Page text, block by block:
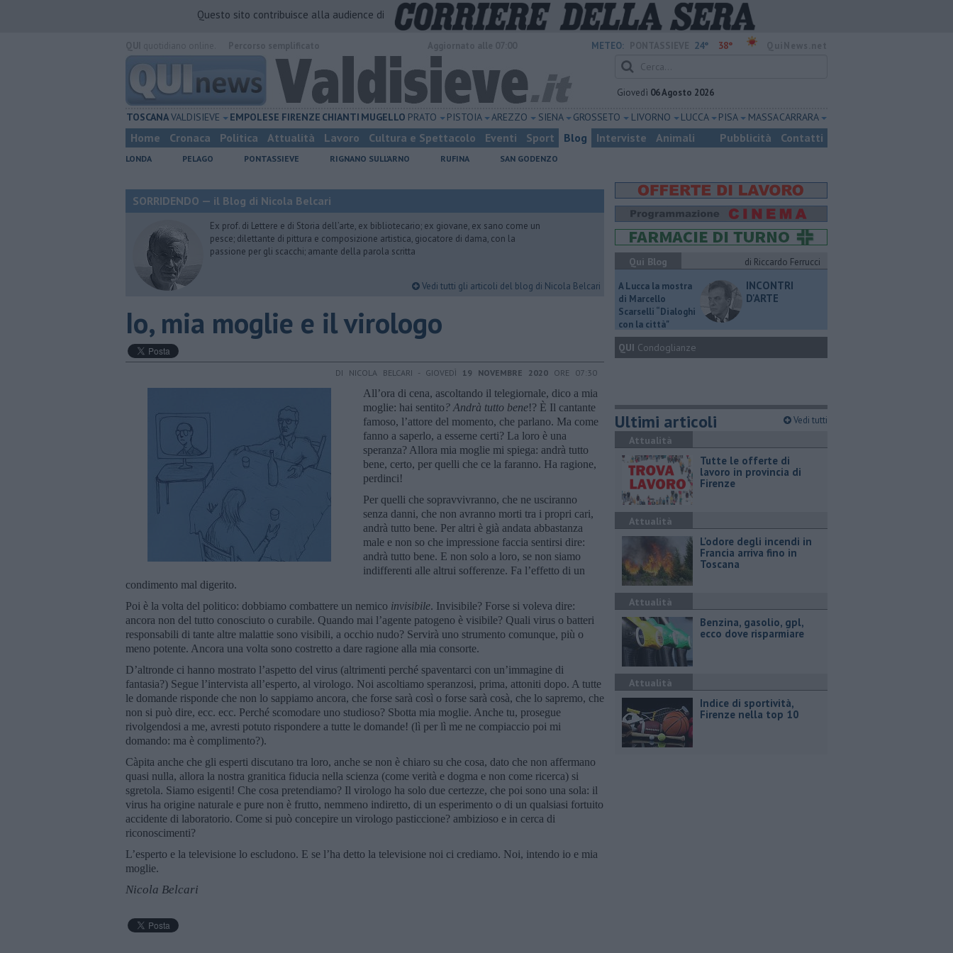
Questo sito contribuisce alla audience di
METEO: 24° 38°
Giovedì 06 Agosto 2026
TOSCANAVALDISIEVE EMPOLESE FIRENZE CHIANTI MUGELLO PRATO PISTOIA AREZZO SIENA GROSSETO LIVORNO LUCCA PISA MASSA CARRARA
Home Cronaca Politica Attualità Lavoro Cultura e Spettacolo Eventi Sport Blog Interviste Animali Pubblicità Contatti
LONDA PELAGO PONTASSIEVE RIGNANO SULL'ARNO RUFINA SAN GODENZO
SORRIDENDO — il Blog di Nicola Belcari
Ex prof. di Lettere e di Storia dell’arte, ex bibliotecario; ex giovane, ex sano come un
pesce; dilettante di pittura e composizione artistica, giocatore di dama, con la
passione per gli scacchi; amante della parola scritta
Vedi tutti gli articoli del blog di Nicola Belcari
Io, mia moglie e il virologo
DI NICOLA BELCARI - GIOVEDÌ 19 NOVEMBRE 2020 ORE 07:30
All’ora di cena, ascoltando il telegiornale, dico a mia
moglie: hai sentito? Andrà tutto bene!? È Il cantante
famoso, l’attore del momento, che parlano. Ma come
fanno a saperlo, a esserne certi? La loro è una
speranza? Allora mia moglie mi spiega: andrà tutto
bene, certo, per quelli che ce la faranno. Ha ragione,
perdinci!
Per quelli che sopravvivranno, che ne usciranno
senza danni, che non avranno morti tra i propri cari,
andrà tutto bene. Per altri è già andata abbastanza
male e non so che impressione faccia sentirsi dire:
andrà tutto bene. E non solo a loro, se non siamo
indifferenti alle altrui sofferenze. Fa l’effetto di un
condimento mal digerito.
Poi è la volta del politico: dobbiamo combattere un nemico invisibile. Invisibile? Forse si voleva dire:
ancora non del tutto conosciuto o curabile. Quando mai l’agente patogeno è visibile? Quali virus o batteri
responsabili di tante altre malattie sono visibili, a occhio nudo? Servirà uno strumento comunque, più o
meno potente. Ancora una volta sono costretto a dare ragione alla mia consorte.
D’altronde ci hanno mostrato l’aspetto del virus (altrimenti perché spaventarci con un’immagine di
fantasia?) Segue l’intervista all’esperto, al virologo. Noi ascoltiamo speranzosi, prima, attoniti dopo. A tutte
le domande risponde che non lo sappiamo ancora, che forse sarà così o forse sarà cosà, che lo sapremo, che
non si può dire, ecc. ecc. Perché scomodare uno studioso? Sbotta mia moglie. Anche tu, prosegue
rivolgendosi a me, avresti potuto rispondere a tutte le domande! (lì per lì me ne compiaccio poi mi
domando: ma è complimento?).
Càpita anche che gli esperti discutano tra loro, anche se non è chiaro su che cosa, dato che non affermano
quasi nulla, allora la nostra granitica fiducia nella scienza (come verità e dogma e non come ricerca) si
sgretola. Siamo esigenti! Che cosa pretendiamo? Il virologo ha solo due certezze, che poi sono una sola: il
virus ha origine naturale e pure non è frutto, nemmeno indiretto, di un esperimento o di un qualsiasi fortuito
accidente di laboratorio. Come si può concepire un virologo pasticcione? ambizioso e in cerca di
riconoscimenti?
L’esperto e la televisione lo escludono. E se l’ha detto la televisione noi ci crediamo. Noi, intendo io e mia
moglie.
Nicola Belcari
Qui Blog
di Riccardo Ferrucci
A Lucca la mostra
di Marcello
Scarselli “Dialoghi
con la città"
INCONTRI
D'ARTE
QUI Condoglianze
Ultimi articoli Vedi tutti
Attualità
​Tutte le offerte di
lavoro in provincia di
Firenze
Attualità
L'odore degli incendi in
Francia arriva fino in
Toscana
Attualità
​Benzina, gasolio, gpl,
ecco dove risparmiare
Attualità
Indice di sportività,
Firenze nella top 10